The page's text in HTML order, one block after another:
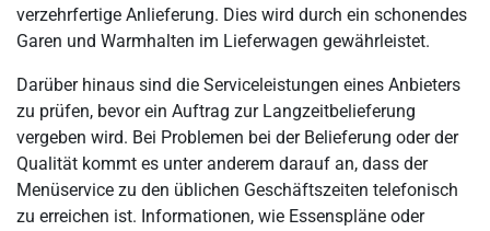
verzehrfertige Anlieferung. Dies wird durch ein schonendes
Garen und Warmhalten im Lieferwagen gewährleistet.
Darüber hinaus sind die Serviceleistungen eines Anbieters
zu prüfen, bevor ein Auftrag zur Langzeitbelieferung
vergeben wird. Bei Problemen bei der Belieferung oder der
Qualität kommt es unter anderem darauf an, dass der
Menüservice zu den üblichen Geschäftszeiten telefonisch
zu erreichen ist. Informationen, wie Essenspläne oder